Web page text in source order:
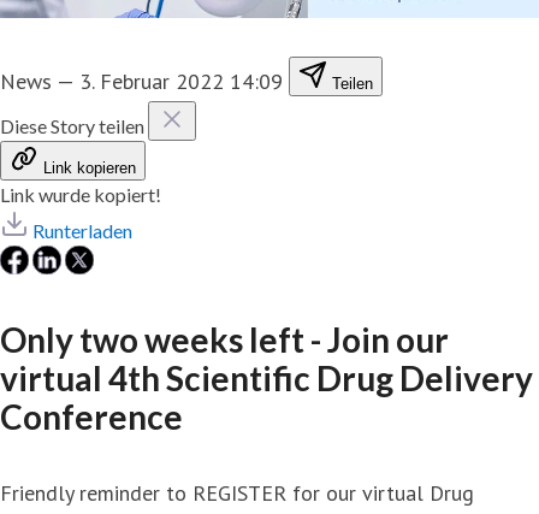
News — 3. Februar 2022 14:09 Teilen
Diese Story teilen
Link kopieren
Link wurde kopiert!
Runterladen
Only two weeks left - Join our
virtual 4th Scientific Drug Delivery
Conference
Friendly reminder to REGISTER for our virtual Drug